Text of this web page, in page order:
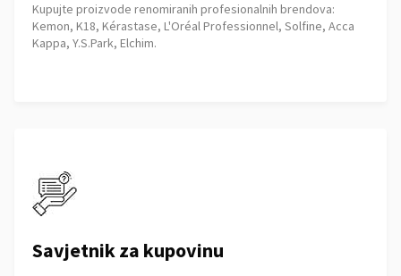
Kupujte proizvode renomiranih profesionalnih brendova:
Kemon, K18, Kérastase, L'Oréal Professionnel, Solfine, Acca
Kappa, Y.S.Park, Elchim.
Savjetnik za kupovinu